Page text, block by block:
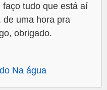
tudo que está aí
de uma hora pra
obrigado.
Na água